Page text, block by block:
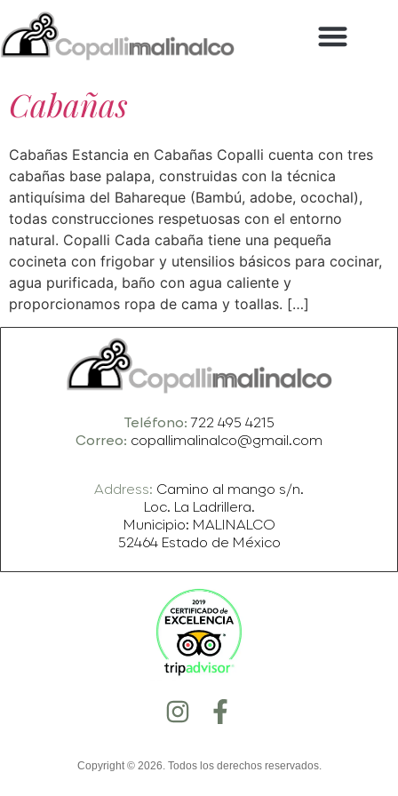
Cabañas
Cabañas Estancia en Cabañas Copalli cuenta con tres
cabañas base palapa, construidas con la técnica
antiquísima del Bahareque (Bambú, adobe, ocochal),
todas construcciones respetuosas con el entorno
natural. Copalli Cada cabaña tiene una pequeña
cocineta con frigobar y utensilios básicos para cocinar,
agua purificada, baño con agua caliente y
proporcionamos ropa de cama y toallas. […]
Teléfono:722 495 4215
Correo: copallimalinalco@gmail.com
Address: Camino al mango s/n.
Loc. La Ladrillera.
Municipio: MALINALCO
52464 Estado de México
Copyright © 2026. Todos los derechos reservados.